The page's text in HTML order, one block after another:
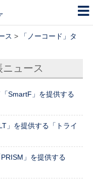
ス >
「ノーコード」タ
ニュース
SmartF」を提供する
」を提供する「トライ
」を提供する